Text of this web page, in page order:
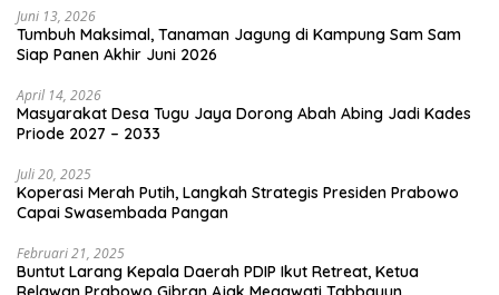
Juni 13, 2026
Tumbuh Maksimal, Tanaman Jagung di Kampung Sam Sam
Siap Panen Akhir Juni 2026
April 14, 2026
Masyarakat Desa Tugu Jaya Dorong Abah Abing Jadi Kades
Priode 2027 – 2033
Juli 20, 2025
Koperasi Merah Putih, Langkah Strategis Presiden Prabowo
Capai Swasembada Pangan
Februari 21, 2025
Buntut Larang Kepala Daerah PDIP Ikut Retreat, Ketua